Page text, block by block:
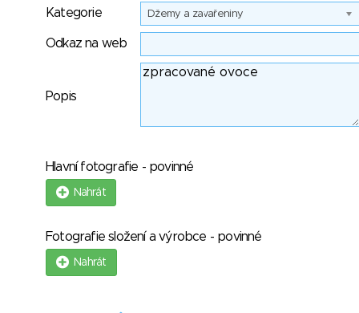
Kategorie Džemy a zavařeniny
Odkaz na web
Popis
Hlavní fotografie - povinné
Nahrát
Fotografie složení a výrobce - povinné
Nahrát